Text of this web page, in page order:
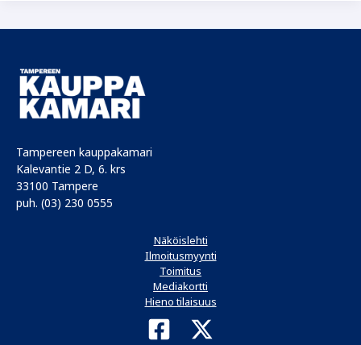
Tampereen kauppakamari
Kalevantie 2 D, 6. krs
33100 Tampere
puh. (03) 230 0555
Näköislehti
Ilmoitusmyynti
Toimitus
Mediakortti
Hieno tilaisuus